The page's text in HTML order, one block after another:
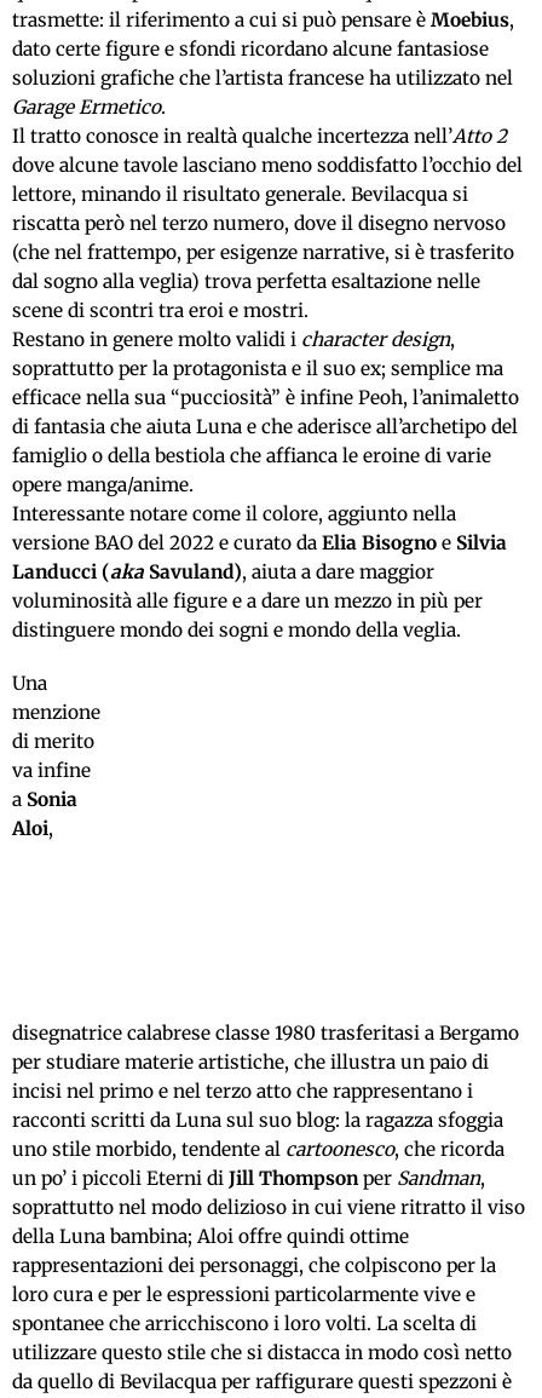
trasmette: il riferimento a cui si può pensare è Moebius,
dato certe figure e sfondi ricordano alcune fantasiose
soluzioni grafiche che l’artista francese ha utilizzato nel
Garage Ermetico.
Il tratto conosce in realtà qualche incertezza nell’Atto 2
dove alcune tavole lasciano meno soddisfatto l’occhio del
lettore, minando il risultato generale. Bevilacqua si
riscatta però nel terzo numero, dove il disegno nervoso
(che nel frattempo, per esigenze narrative, si è trasferito
dal sogno alla veglia) trova perfetta esaltazione nelle
scene di scontri tra eroi e mostri.
Restano in genere molto validi i character design,
soprattutto per la protagonista e il suo ex; semplice ma
efficace nella sua “pucciosità” è infine Peoh, l’animaletto
di fantasia che aiuta Luna e che aderisce all’archetipo del
famiglio o della bestiola che affianca le eroine di varie
opere manga/anime.
Interessante notare come il colore, aggiunto nella
versione BAO del 2022 e curato da Elia Bisogno e Silvia
Landucci (aka Savuland), aiuta a dare maggior
voluminosità alle figure e a dare un mezzo in più per
distinguere mondo dei sogni e mondo della veglia.
Una
menzione
di merito
va infine
a Sonia
Aloi,
disegnatrice calabrese classe 1980 trasferitasi a Bergamo
per studiare materie artistiche, che illustra un paio di
incisi nel primo e nel terzo atto che rappresentano i
racconti scritti da Luna sul suo blog: la ragazza sfoggia
uno stile morbido, tendente al cartoonesco, che ricorda
un po’ i piccoli Eterni di Jill Thompsonper Sandman,
soprattutto nel modo delizioso in cui viene ritratto il viso
della Luna bambina; Aloi offre quindi ottime
rappresentazioni dei personaggi, che colpiscono per la
loro cura e per le espressioni particolarmente vive e
spontanee che arricchiscono i loro volti. La scelta di
utilizzare questo stile che si distacca in modo così netto
da quello di Bevilacqua per raffigurare questi spezzoni è